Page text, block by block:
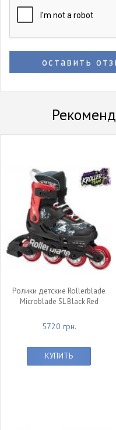
оставить
Ролики детские Rollerblade
Microblade SL Black Red
5720 грн.
КУПИТЬ